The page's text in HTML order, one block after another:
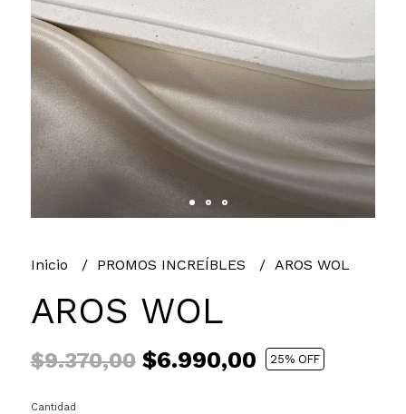
Inicio PROMOS INCREÍBLES AROS WOL
AROS WOL
$9.370,00$6.990,00 25% OFF
Cantidad